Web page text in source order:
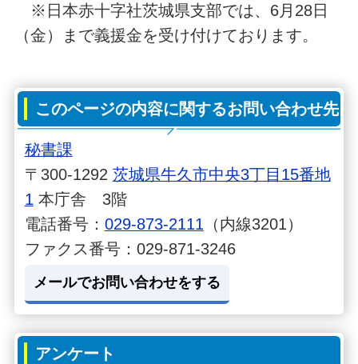
※日本赤十字社茨城県支部では、6月28日
（金）まで義援金を受け付けております。
このページの内容に関するお問い合わせ先
秘書課
〒300-1292 茨城県牛久市中央3丁目15番地
1 本庁舎 3階
電話番号： 029-873-2111 （内線3201）
ファクス番号：029-871-3246
メールでお問い合わせをする
アンケート